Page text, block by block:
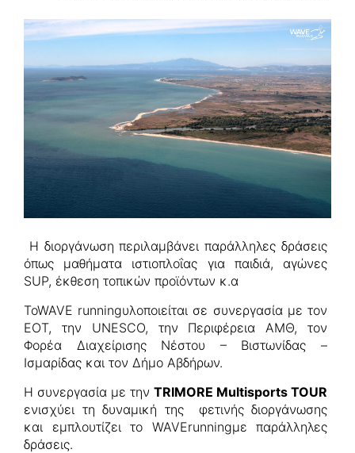
Η διοργάνωση περιλαμβάνει παράλληλες δράσεις
όπως μαθήματα ιστιοπλοΐας για παιδιά, αγώνες
SUP, έκθεση τοπικών προϊόντων κ.α
ToWAVE runningυλοποιείται σε συνεργασία με τον
ΕΟΤ, την UNESCO, την Περιφέρεια ΑΜΘ, τον
Φορέα Διαχείρισης Νέστου – Βιστωνίδας –
Ισμαρίδας και τον Δήμο Αβδήρων.
Η συνεργασία με την TRIMORE Multisports TOUR
ενισχύει τη δυναμική της φετινής διοργάνωσης
και εμπλουτίζει το WAVErunningμε παράλληλες
δράσεις.